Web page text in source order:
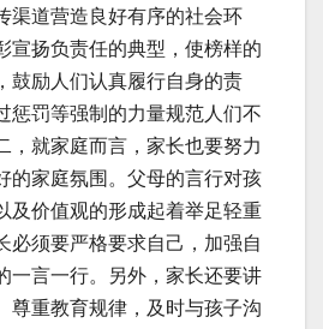
渠道营造良好有序的社会环
宣扬负责任的典型，使榜样的
鼓励人们认真履行自身的责
惩罚等强制的力量规范人们不
，就家庭而言，家长也要努力
的家庭氛围。父母的言行对孩
及价值观的形成起着举足轻重
必须要严格要求自己，加强自
一言一行。另外，家长还要讲
尊重教育规律，及时与孩子沟